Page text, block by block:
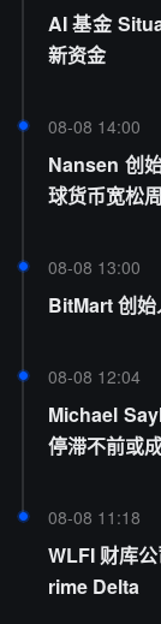
AI 基金
新资金
08-08 14:00
Nansen 创
球货币宽松
08-08 13:00
BitMart 创
08-08 12:04
Michael
停滞不前或
08-08 11:18
WLFI 财库
rime Delta